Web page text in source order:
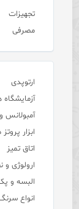
تجهیزات
مصرفی
ارتوپدی
آزمایشگاه
آمبولانس
ابزار
اتاق تمیز
ارولوژی و
البسه و
انواع